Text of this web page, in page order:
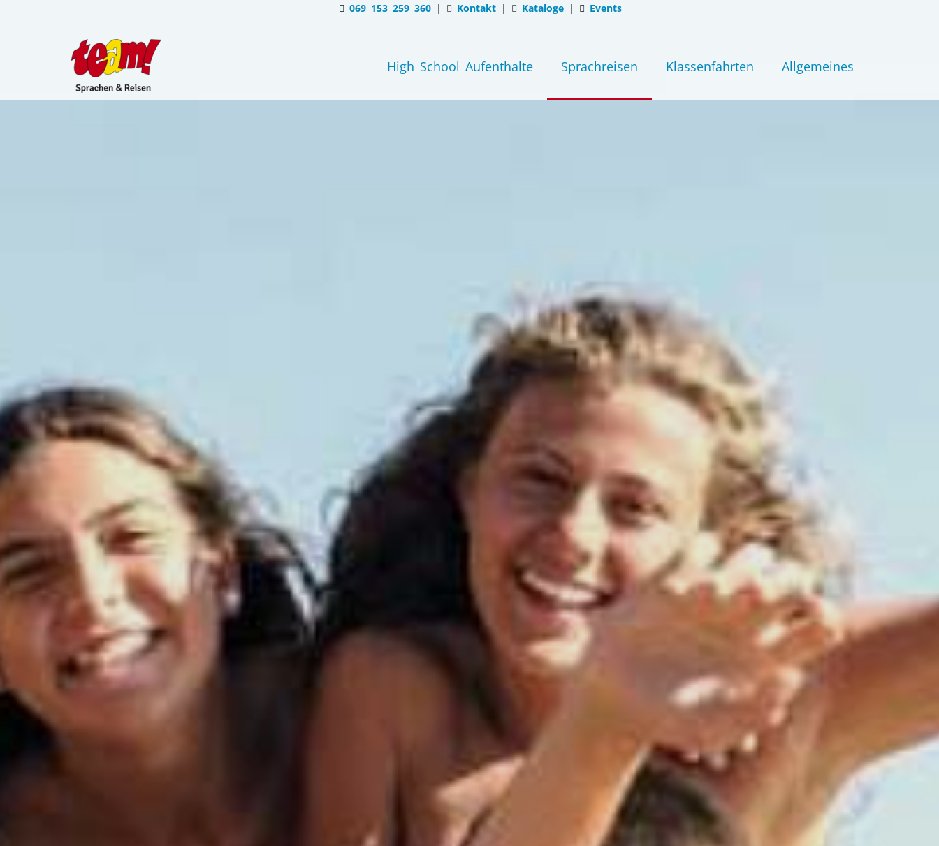
069 153 259 360| Kontakt| Kataloge| Events
High School Aufenthalte Sprachreisen Klassenfahrten Allgemeines